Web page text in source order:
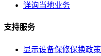
详询当地业务
支持服务
显示设备保修保换政策